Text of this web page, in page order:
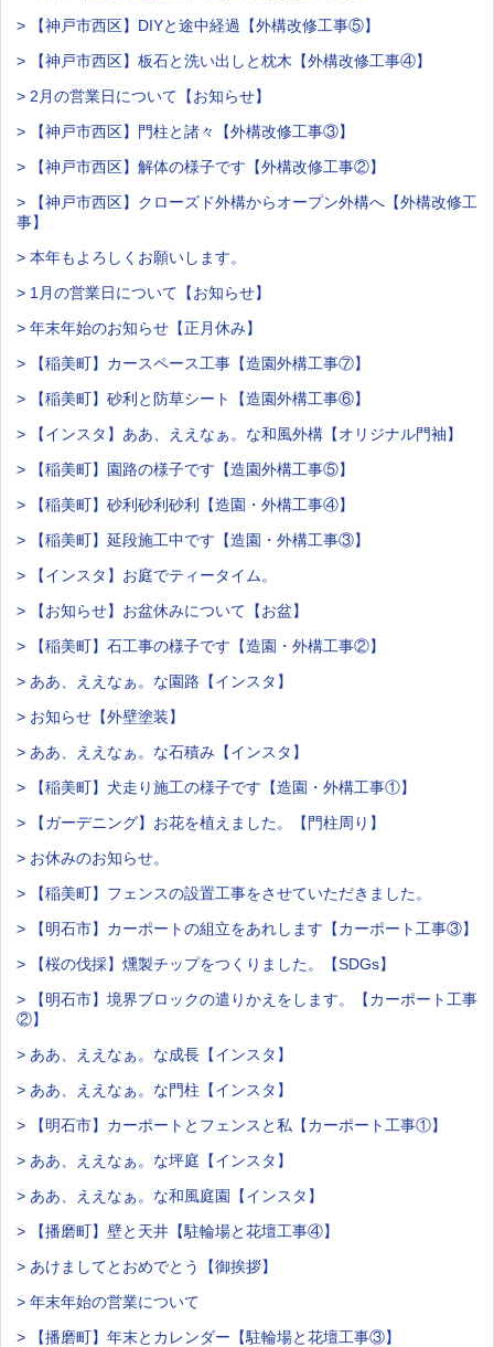
> 【神戸市西区】DIYと途中経過【外構改修工事⑤】
> 【神戸市西区】板石と洗い出しと枕木【外構改修工事④】
> 2月の営業日について【お知らせ】
> 【神戸市西区】門柱と諸々【外構改修工事③】
> 【神戸市西区】解体の様子です【外構改修工事②】
> 【神戸市西区】クローズド外構からオープン外構へ【外構改修工
事】
> 本年もよろしくお願いします。
> 1月の営業日について【お知らせ】
> 年末年始のお知らせ【正月休み】
> 【稲美町】カースペース工事【造園外構工事⑦】
> 【稲美町】砂利と防草シート【造園外構工事⑥】
> 【インスタ】ああ、ええなぁ。な和風外構【オリジナル門袖】
> 【稲美町】園路の様子です【造園外構工事⑤】
> 【稲美町】砂利砂利砂利【造園・外構工事④】
> 【稲美町】延段施工中です【造園・外構工事③】
> 【インスタ】お庭でティータイム。
> 【お知らせ】お盆休みについて【お盆】
> 【稲美町】石工事の様子です【造園・外構工事②】
> ああ、ええなぁ。な園路【インスタ】
> お知らせ【外壁塗装】
> ああ、ええなぁ。な石積み【インスタ】
> 【稲美町】犬走り施工の様子です【造園・外構工事①】
> 【ガーデニング】お花を植えました。【門柱周り】
> お休みのお知らせ。
> 【稲美町】フェンスの設置工事をさせていただきました。
> 【明石市】カーポートの組立をあれします【カーポート工事③】
> 【桜の伐採】燻製チップをつくりました。【SDGs】
> 【明石市】境界ブロックの遣りかえをします。【カーポート工事
②】
> ああ、ええなぁ。な成長【インスタ】
> ああ、ええなぁ。な門柱【インスタ】
> 【明石市】カーポートとフェンスと私【カーポート工事①】
> ああ、ええなぁ。な坪庭【インスタ】
> ああ、ええなぁ。な和風庭園【インスタ】
> 【播磨町】壁と天井【駐輪場と花壇工事④】
> あけましてとおめでとう【御挨拶】
> 年末年始の営業について
> 【播磨町】年末とカレンダー【駐輪場と花壇工事③】